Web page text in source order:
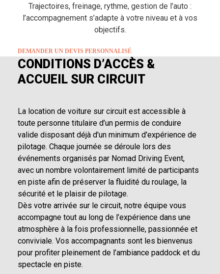
Trajectoires, freinage, rythme, gestion de l’auto :
l’accompagnement s’adapte à votre niveau et à vos
objectifs.
DEMANDER UN DEVIS PERSONNALISÉ
CONDITIONS D’ACCÈS &
ACCUEIL SUR CIRCUIT
La location de voiture sur circuit est accessible à
toute personne titulaire d’un permis de conduire
valide disposant déjà d'un minimum d'expérience de
pilotage. Chaque journée se déroule lors des
événements organisés par Nomad Driving Event,
avec un nombre volontairement limité de participants
en piste afin de préserver la fluidité du roulage, la
sécurité et le plaisir de pilotage.
Dès votre arrivée sur le circuit, notre équipe vous
accompagne tout au long de l’expérience dans une
atmosphère à la fois professionnelle, passionnée et
conviviale. Vos accompagnants sont les bienvenus
pour profiter pleinement de l’ambiance paddock et du
spectacle en piste.